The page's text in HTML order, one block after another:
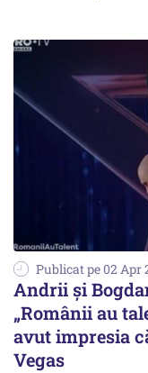
Publicat pe 02 Apr
Andrii și
„Românii au
avut impresia
Vegas